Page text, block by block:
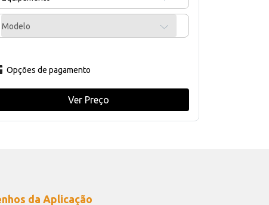
Modelo
Opções de pagamento
Ver Preço
da Aplicação